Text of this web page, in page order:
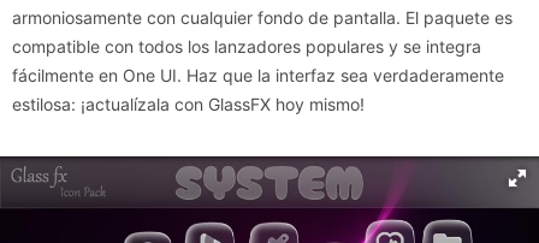
armoniosamente con cualquier fondo de pantalla. El paquete es
compatible con todos los lanzadores populares y se integra
fácilmente en One UI. Haz que la interfaz sea verdaderamente
estilosa: ¡actualízala con GlassFX hoy mismo!